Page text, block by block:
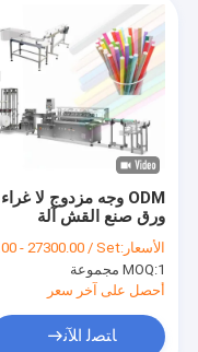
منتجات
معلومات عنا
جولة في المعمل
اتصل بنا
أخبار
ODM وجه مزدوج لا غراء
ورق صنع القش آلة
صديقة للبيئة
الأسعار:FOB US $27200.00 - 27300.00 / Set
MOQ:1 مجموعة
أحصل على آخر سعر
ﺎﺘﺼﻟ ﺍﻶﻧ